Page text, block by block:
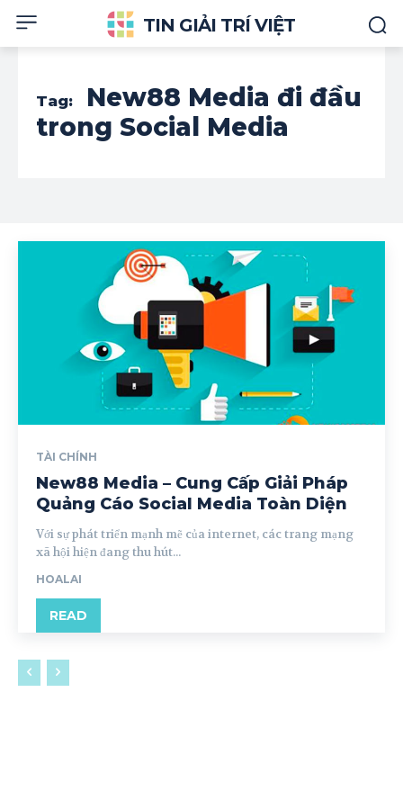
TIN GIẢI TRÍ VIỆT
Tag:
New88 Media đi đầu
trong Social Media
TÀI CHÍNH
New88 Media – Cung Cấp Giải Pháp
Quảng Cáo Social Media Toàn Diện
Với sự phát triển mạnh mẽ của internet, các trang mạng
xã hội hiện đang thu hút...
HOALAI
READ